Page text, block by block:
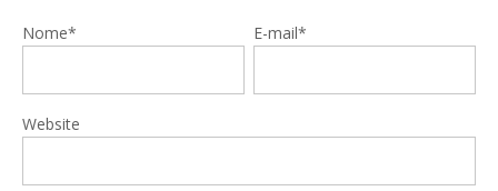
Nome* E-mail*
Website